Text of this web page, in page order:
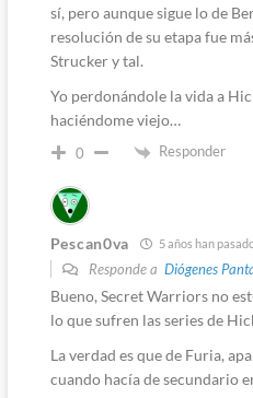
sí, pero aunque sigue lo de
resolución de su etapa fue
Strucker y tal.
Yo perdonándole la vida a
haciéndome viejo…
0 Responder
Pescan0va 5 años han
Responde a Diógenes
Bueno, Secret Warriors no
lo que sufren las series de
La verdad es que de Furia,
cuando hacía de secundario